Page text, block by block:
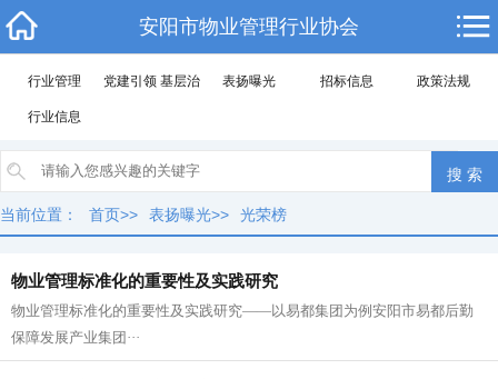
安阳市物业管理行业协会
行业管理 党建引领 基层治理 表扬曝光 招标信息 政策法规
行业信息
当前位置： 首页>> 表扬曝光>> 光荣榜
物业管理标准化的重要性及实践研究
物业管理标准化的重要性及实践研究——以易都集团为例安阳市易都后勤
保障发展产业集团···